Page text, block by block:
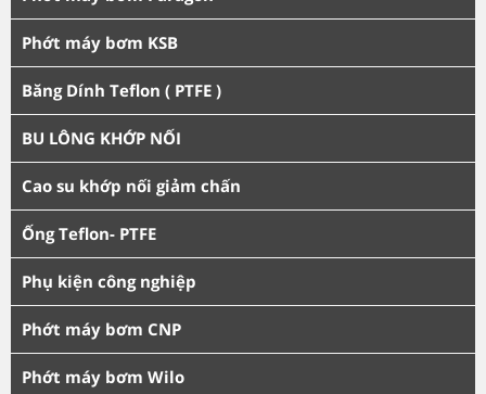
Phớt máy bơm KSB
Băng Dính Teflon ( PTFE )
BU LÔNG KHỚP NỐI
Cao su khớp nối giảm chấn
Ống Teflon- PTFE
Phụ kiện công nghiệp
Phớt máy bơm CNP
Phớt máy bơm Wilo